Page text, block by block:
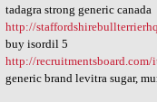
tadagra strong generic canada
http://
buy isordil 5
http://
generic brand levitra sugar,